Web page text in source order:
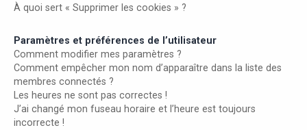
À quoi sert « Supprimer les cookies » ?
Paramètres et préférences de l’utilisateur
Comment modifier mes paramètres ?
Comment empêcher mon nom d’apparaître dans la liste des
membres connectés ?
Les heures ne sont pas correctes !
J’ai changé mon fuseau horaire et l’heure est toujours
incorrecte !